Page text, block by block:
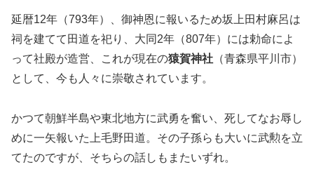
延暦12年（793年）、御神恩に報いるため坂上田村麻呂は
祠を建てて田道を祀り、大同2年（807年）には勅命によ
って社殿が造営、これが現在の猿賀神社 （青森県平川市）
として、今も人々に崇敬されています。
かつて朝鮮半島や東北地方に武勇を奮い、死してなお辱し
めに一矢報いた上毛野田道。その子孫らも大いに武勲を立
てたのですが、そちらの話しもまたいずれ。